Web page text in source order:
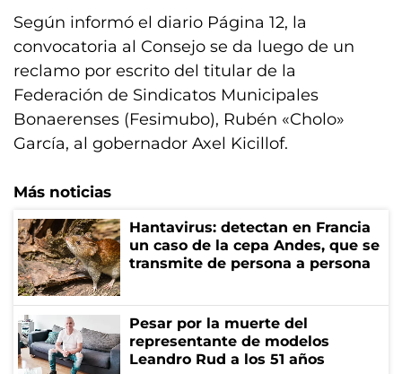
Según informó el diario Página 12, la
convocatoria al Consejo se da luego de un
reclamo por escrito del titular de la
Federación de Sindicatos Municipales
Bonaerenses (Fesimubo), Rubén «Cholo»
García, al gobernador Axel Kicillof.
Más noticias
Hantavirus: detectan en Francia
un caso de la cepa Andes, que se
transmite de persona a persona
Pesar por la muerte del
representante de modelos
Leandro Rud a los 51 años